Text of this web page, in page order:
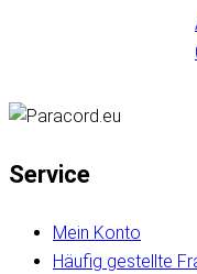
Service
Mein Konto
Häufig gestellte